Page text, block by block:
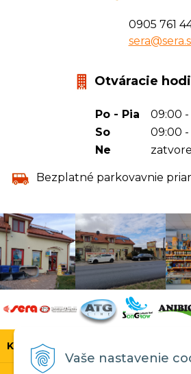
Vaše nastavenie
0905 761
Otváracie
Po - Pia
09:00 -
So
09:00 -
Ne
Bezplatné parkovavnie
KONTAKT